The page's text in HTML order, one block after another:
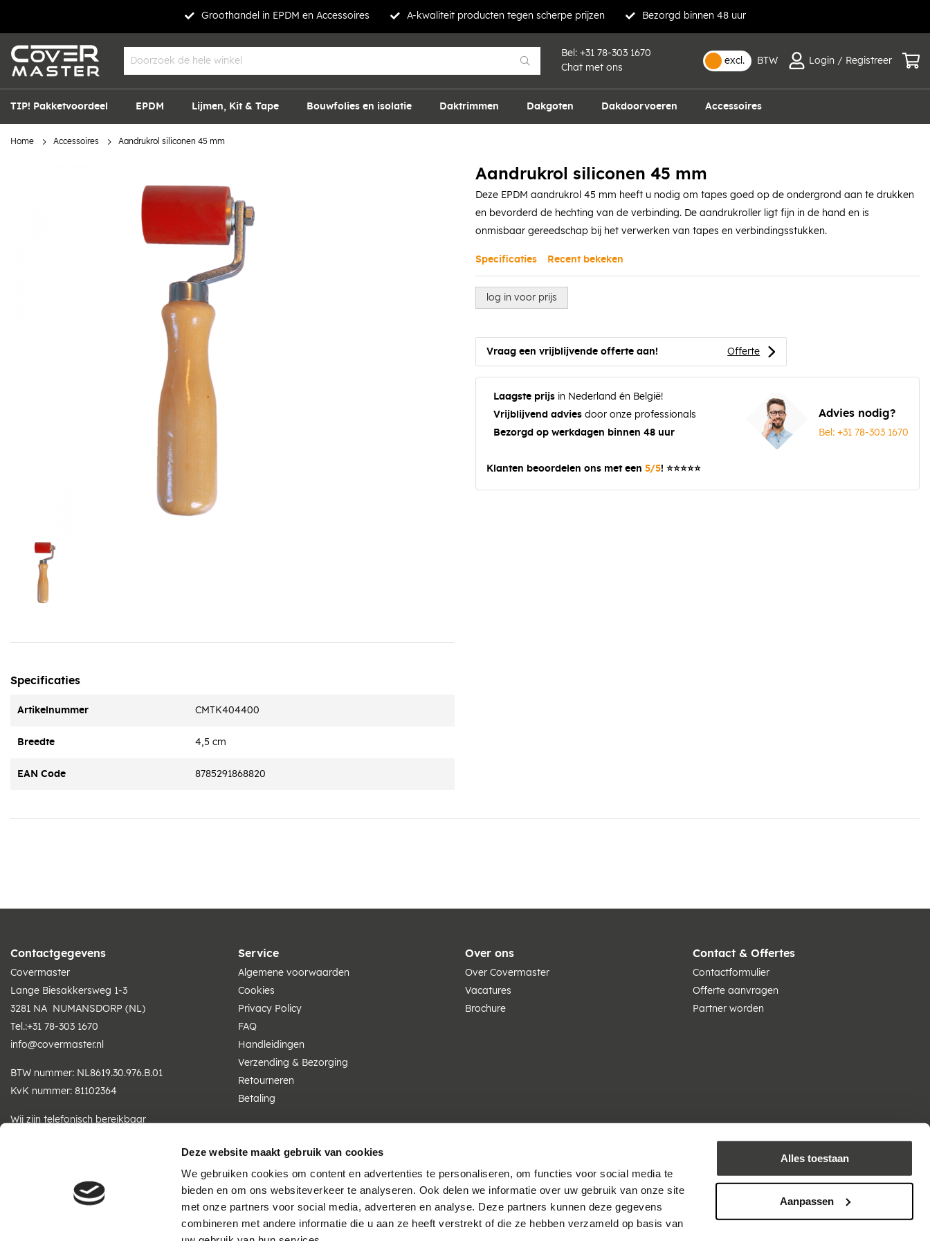
Deze website maakt gebruik van cookies
We gebruiken cookies om content en advertenties te personaliseren, om functies voor social media te
bieden en om ons websiteverkeer te analyseren. Ook delen we informatie over uw gebruik van onze site
met onze partners voor social media, adverteren en analyse. Deze partners kunnen deze gegevens
combineren met andere informatie die u aan ze heeft verstrekt of die ze hebben verzameld op basis van
Alles toestaan
Aanpassen
Groothandel in EPDM en Accessoires A-kwaliteit producten tegen scherpe prijzen Bezorgd binnen 48 uur
Bel:+31 78-303 1670
Chat met ons
excl. BTW Login / Registreer
TIP! Pakketvoordeel EPDM Lijmen, Kit & Tape Bouwfolies en isolatie Daktrimmen Dakgoten Dakdoorvoeren Accessoires
Home Accessoires Aandrukrol siliconen 45 mm
Aandrukrol siliconen 45 mm
Deze EPDM aandrukrol 45 mm heeft u nodig om tapes goed op de ondergrond aan te drukken
en bevorderd de hechting van de verbinding. De aandrukroller ligt fijn in de hand en is
onmisbaar gereedschap bij het verwerken van tapes en verbindingsstukken.
Specificaties Recent bekeken
log in voor prijs
Vraag een vrijblijvende offerte aan! Offerte
Laagste prijs in Nederland én België!
Vrijblijvend advies door onze professionals
Bezorgd op werkdagen binnen 48 uur
Klanten beoordelen ons met een 5/5! ⭐⭐⭐⭐⭐
Advies nodig?
Bel: +31 78-303 1670
Specificaties
Artikelnummer CMTK404400
Breedte 4,5 cm
EAN Code 8785291868820
Contactgegevens
Covermaster
Lange Biesakkersweg 1-3
3281 NA NUMANSDORP (NL)
Tel.:+31 78-303 1670
info@covermaster.nl
BTW nummer: NL8619.30.976.B.01
KvK nummer: 81102364
Wij zijn telefonisch bereikbaar
Service
Algemene voorwaarden
Cookies
Privacy Policy
FAQ
Handleidingen
Verzending & Bezorging
Retourneren
Betaling
Over ons
Over Covermaster
Vacatures
Brochure
Contact & Offertes
Contactformulier
Offerte aanvragen
Partner worden